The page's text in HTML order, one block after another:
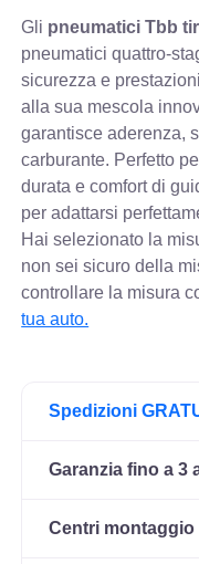
Gli pneumatici Tbb
pneumatici quattro-
sicurezza e
alla sua mescola
garantisce aderenza,
carburante. Perfetto
durata e comfort di
per adattarsi
Hai selezionato la
non sei sicuro della
controllare la misura
tua auto.
Spedizioni
Garanzia fino a 3
Centri montaggio